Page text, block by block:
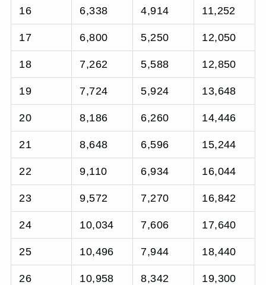
16 6,338 4,914 11,252
17 6,800 5,250 12,050
18 7,262 5,588 12,850
19 7,724 5,924 13,648
20 8,186 6,260 14,446
21 8,648 6,596 15,244
22 9,110 6,934 16,044
23 9,572 7,270 16,842
24 10,034 7,606 17,640
25 10,496 7,944 18,440
26 10,958 8,342 19,300